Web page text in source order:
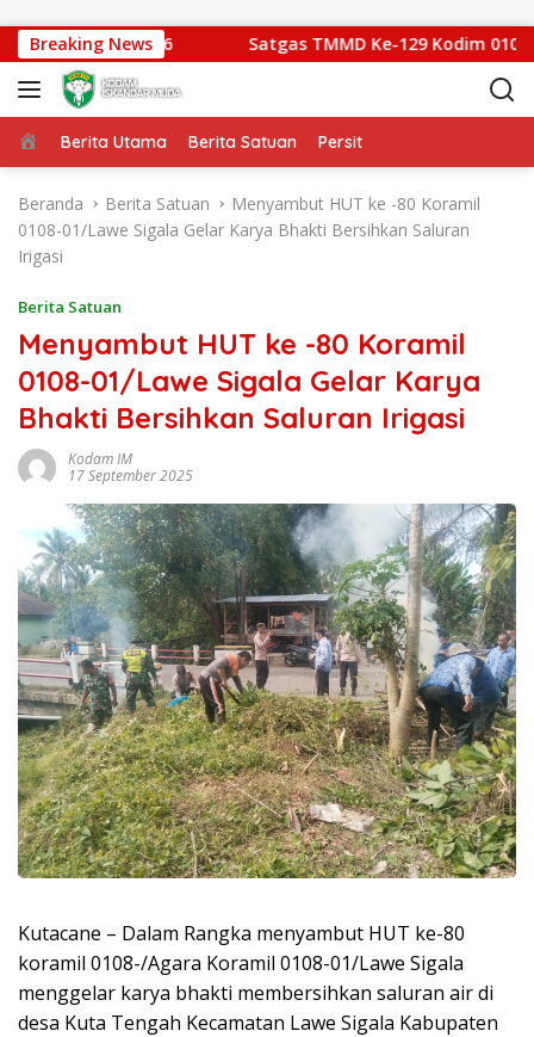
Breaking News
IM Cup 2026 Satgas TMMD Ke-129 Kodim 0102/
Beranda
Berita Utama Berita Satuan Persit
Beranda Berita Satuan
Menyambut HUT ke -80 Koramil
0108-01/Lawe Sigala Gelar Karya Bhakti Bersihkan Saluran
Irigasi
Berita Satuan
Menyambut HUT ke -80 Koramil
0108-01/Lawe Sigala Gelar Karya
Bhakti Bersihkan Saluran Irigasi
Kodam IM
17 September 2025
Kutacane – Dalam Rangka menyambut HUT ke-80
koramil 0108-/Agara Koramil 0108-01/Lawe Sigala
menggelar karya bhakti membersihkan saluran air di
desa Kuta Tengah Kecamatan Lawe Sigala Kabupaten